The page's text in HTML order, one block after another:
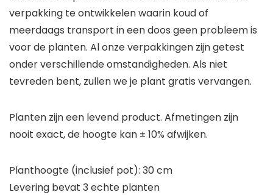
verpakking te ontwikkelen waarin koud of
meerdaags transport in een doos geen probleem is
voor de planten. Al onze verpakkingen zijn getest
onder verschillende omstandigheden. Als niet
tevreden bent, zullen we je plant gratis vervangen.
Planten zijn een levend product. Afmetingen zijn
nooit exact, de hoogte kan ± 10% afwijken.
Planthoogte (inclusief pot): 30 cm
Levering bevat 3 echte planten